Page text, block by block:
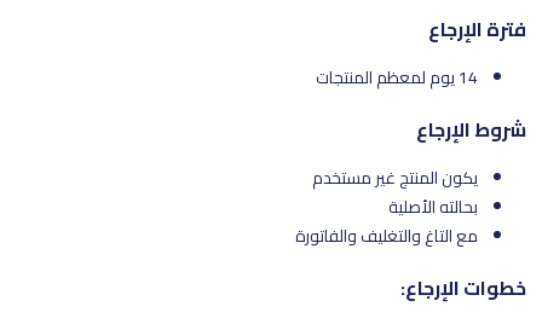
فترة الإرجاع
14 يوم لمعظم المنتجات
شروط الإرجاع
يكون المنتج غير مستخدم
بحالته الأصلية
مع التاغ والتغليف والفاتورة
خطوات الإرجاع: